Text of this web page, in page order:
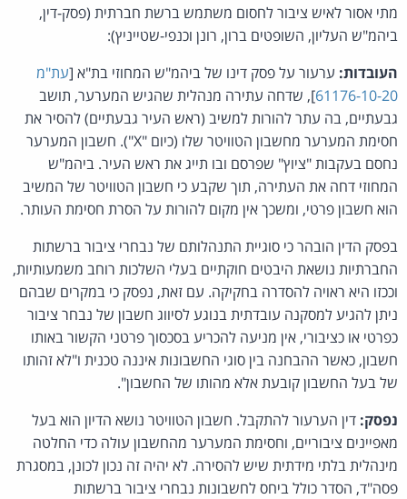
מתי אסור לאיש ציבור לחסום משתמש ברשת חברתית (פסק-דין,
ביהמ"ש העליון, השופטים ברון, רונן וכנפי-שטייניץ):
העובדות: ערעור על פסק דינו של ביהמ"ש המחוזי בת"א [עת"מ
61176-10-20], שדחה עתירה מנהלית שהגיש המערער, תושב
גבעתיים, בה עתר להורות למשיב (ראש העיר גבעתיים) להסיר את
חסימת המערער מחשבון הטוויטר שלו (כיום "X"). חשבון המערער
נחסם בעקבות "ציוץ" שפרסם ובו תייג את ראש העיר. ביהמ"ש
המחוזי דחה את העתירה, תוך שקבע כי חשבון הטוויטר של המשיב
הוא חשבון פרטי, ומשכך אין מקום להורות על הסרת חסימת העותר.
בפסק הדין הובהר כי סוגיית התנהלותם של נבחרי ציבור ברשתות
החברתיות נושאת היבטים חוקתיים בעלי השלכות רוחב משמעותיות,
וככזו היא ראויה להסדרה בחקיקה. עם זאת, נפסק כי במקרים שבהם
ניתן להגיע למסקנה עובדתית בנוגע לסיווג חשבון של נבחר ציבור
כפרטי או כציבורי, אין מניעה להכריע בסכסוך פרטני הקשור באותו
חשבון, כאשר ההבחנה בין סוגי החשבונות איננה טכנית ו"לא זהותו
של בעל החשבון קובעת אלא מהותו של החשבון".
נפסק: דין הערעור להתקבל. חשבון הטוויטר נושא הדיון הוא בעל
מאפיינים ציבוריים, וחסימת המערער מהחשבון עולה כדי החלטה
מינהלית בלתי מידתית שיש להסירה. לא יהיה זה נכון לכונן, במסגרת
פסה"ד, הסדר כולל ביחס לחשבונות נבחרי ציבור ברשתות